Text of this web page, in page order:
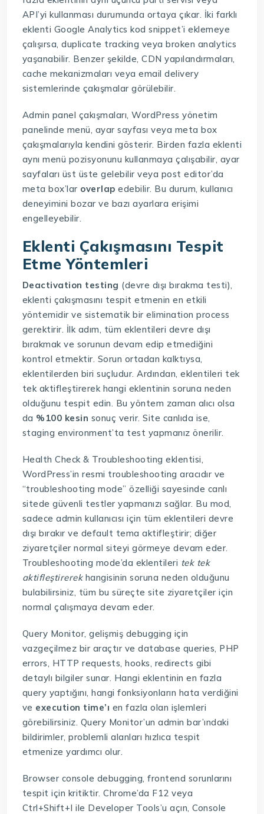
API’yi kullanması durumunda ortaya çıkar. İki farklı
eklenti Google Analytics kod snippet’i eklemeye
çalışırsa, duplicate tracking veya broken analytics
yaşanabilir. Benzer şekilde, CDN yapılandırmaları,
cache mekanizmaları veya email delivery
sistemlerinde çakışmalar görülebilir.
Admin panel çakışmaları, WordPress yönetim
panelinde menü, ayar sayfası veya meta box
çakışmalarıyla kendini gösterir. Birden fazla eklenti
aynı menü pozisyonunu kullanmaya çalışabilir, ayar
sayfaları üst üste gelebilir veya post editor’da
meta box’lar overlap edebilir. Bu durum, kullanıcı
deneyimini bozar ve bazı ayarlara erişimi
engelleyebilir.
Eklenti Çakışmasını Tespit
Etme Yöntemleri
Deactivation testing (devre dışı bırakma testi),
eklenti çakışmasını tespit etmenin en etkili
yöntemidir ve sistematik bir elimination process
gerektirir. İlk adım, tüm eklentileri devre dışı
bırakmak ve sorunun devam edip etmediğini
kontrol etmektir. Sorun ortadan kalktıysa,
eklentilerden biri suçludur. Ardından, eklentileri tek
tek aktifleştirerek hangi eklentinin soruna neden
olduğunu tespit edin. Bu yöntem zaman alıcı olsa
da %100 kesin sonuç verir. Site canlıda ise,
staging environment’ta test yapmanız önerilir.
Health Check & Troubleshooting eklentisi,
WordPress’in resmi troubleshooting aracıdır ve
“troubleshooting mode” özelliği sayesinde canlı
sitede güvenli testler yapmanızı sağlar. Bu mod,
sadece admin kullanıcısı için tüm eklentileri devre
dışı bırakır ve default tema aktifleştirir; diğer
ziyaretçiler normal siteyi görmeye devam eder.
Troubleshooting mode’da eklentileri tek tek
aktifleştirerekhangisinin soruna neden olduğunu
bulabilirsiniz, tüm bu süreçte site ziyaretçiler için
normal çalışmaya devam eder.
Query Monitor, gelişmiş debugging için
vazgeçilmez bir araçtır ve database queries, PHP
errors, HTTP requests, hooks, redirects gibi
detaylı bilgiler sunar. Hangi eklentinin en fazla
query yaptığını, hangi fonksiyonların hata verdiğini
ve execution time’ı en fazla olan işlemleri
görebilirsiniz. Query Monitor’un admin bar’ındaki
bildirimler, problemli alanları hızlıca tespit
etmenize yardımcı olur.
Browser console debugging, frontend sorunlarını
tespit için kritiktir. Chrome’da F12 veya
Ctrl+Shift+I ile Developer Tools’u açın, Console